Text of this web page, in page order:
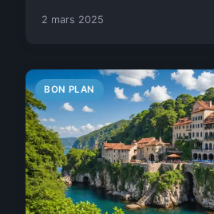
2 mars 2025
BON PLAN